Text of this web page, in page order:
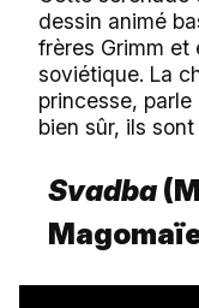
dessin animé
frères Grimm et
soviétique. La
princesse, parle
bien sûr, ils
Svadba